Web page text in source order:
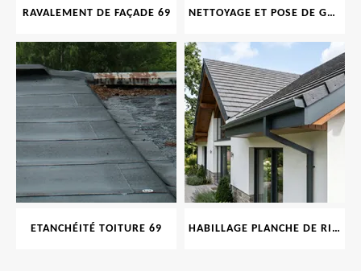
RAVALEMENT DE FAÇADE 69 NETTOYAGE ET POSE DE GOUTTIÈRE 69
ETANCHÉITÉ TOITURE 69 HABILLAGE PLANCHE DE RIVE 69